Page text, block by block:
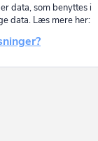
data, som benyttes i
data. Læs mere her: